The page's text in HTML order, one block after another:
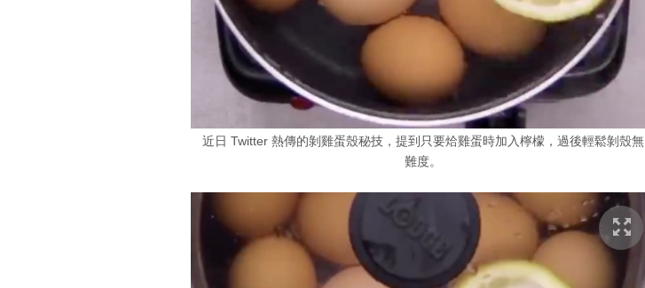
近日 Twitter 熱傳的剝雞蛋殼秘技，提到只要烚雞蛋時加入檸檬，過後輕鬆剝殼無
難度。